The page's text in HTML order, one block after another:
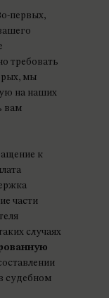
первых,
требовать
мы
на наших
вам
к
части
случаях
судебном